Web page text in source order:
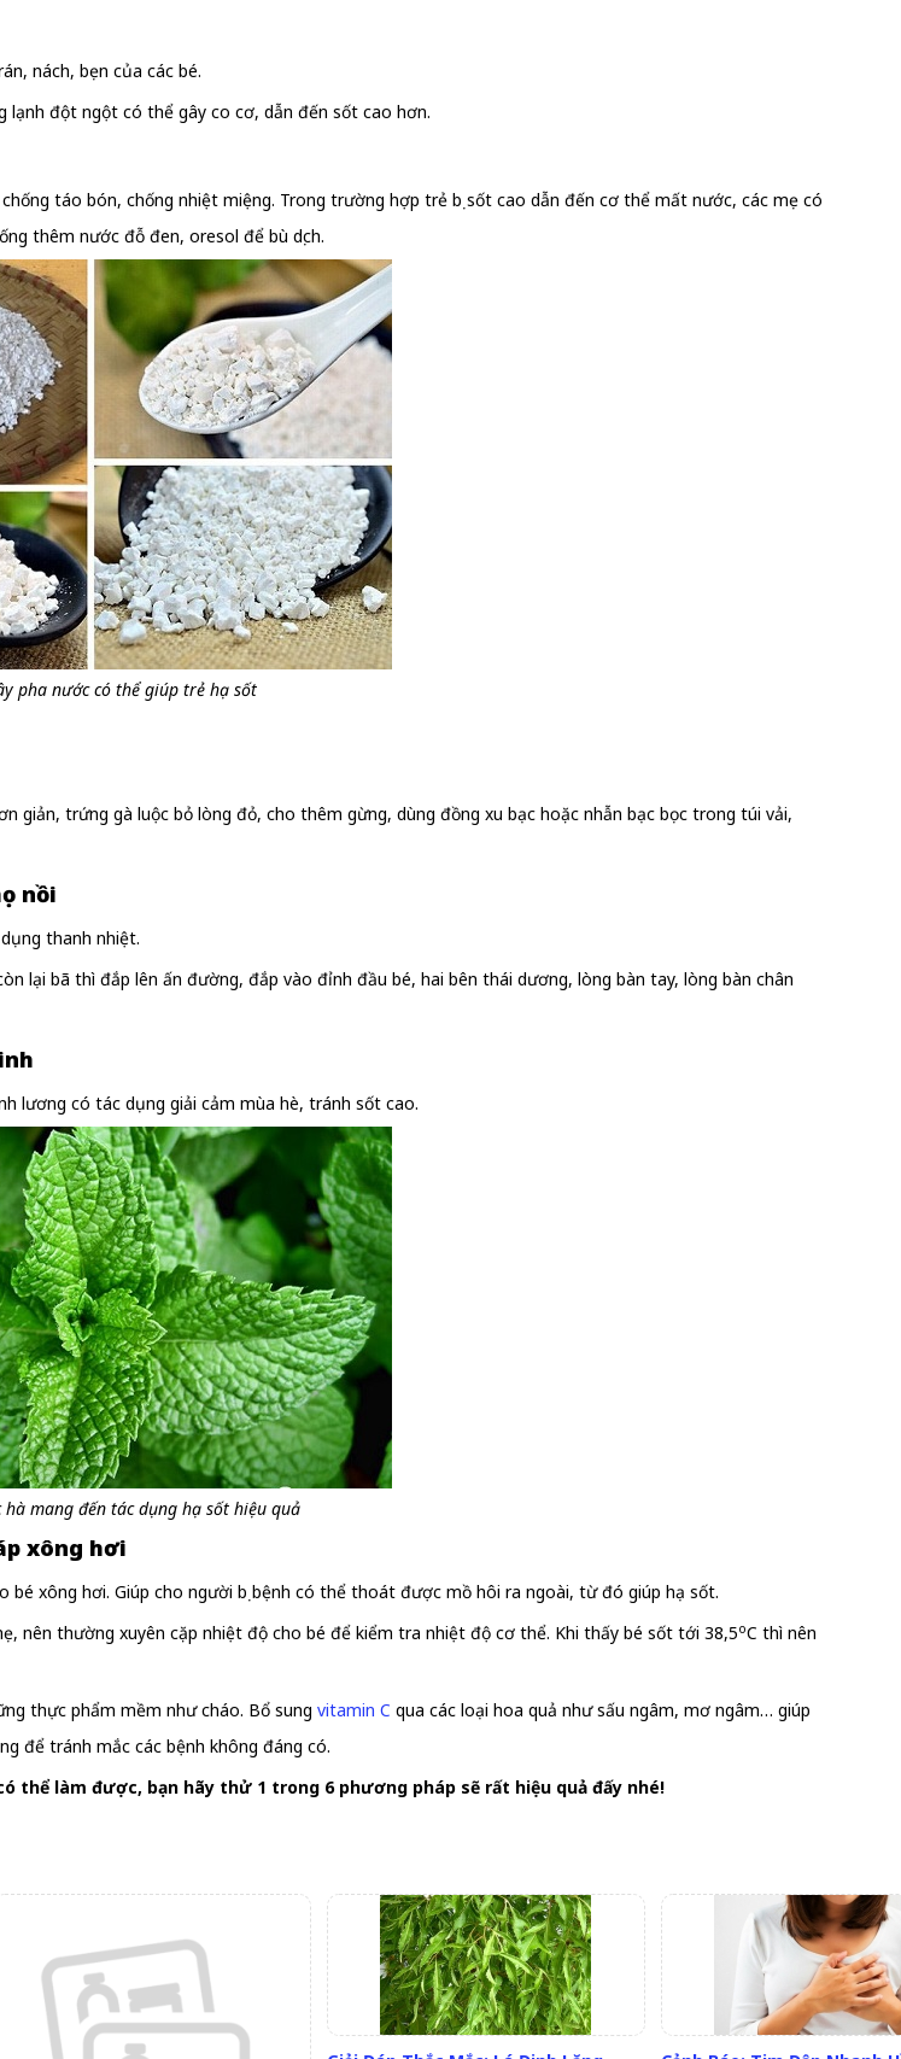
nách, bẹn của các bé.
lạnh đột ngột có thể gây co cơ, dẫn đến sốt cao hơn.
táo bón, chống nhiệt miệng. Trong trường hợp trẻ bị sốt cao dẫn đến cơ thể mất nước, các mẹ có
thêm nước đỗ đen, oresol để bù dịch.
pha nước có thể giúp trẻ hạ sốt
giản, trứng gà luộc bỏ lòng đỏ, cho thêm gừng, dùng đồng xu bạc hoặc nhẫn bạc bọc trong túi vải,
nồi
thanh nhiệt.
lại bã thì đắp lên ấn đường, đắp vào đỉnh đầu bé, hai bên thái dương, lòng bàn tay, lòng bàn chân
lương có tác dụng giải cảm mùa hè, tránh sốt cao.
hà mang đến tác dụng hạ sốt hiệu quả
xông hơi
xông hơi. Giúp cho người bị bệnh có thể thoát được mồ hôi ra ngoài, từ đó giúp hạ sốt.
nên thường xuyên cặp nhiệt độ cho bé để kiểm tra nhiệt độ cơ thể. Khi thấy bé sốt tới 38,5oC thì nên
thực phẩm mềm như cháo. Bổ sung vitamin C qua các loại hoa quả như sấu ngâm, mơ ngâm… giúp
để tránh mắc các bệnh không đáng có.
thể làm được, bạn hãy thử 1 trong 6 phương pháp sẽ rất hiệu quả đấy nhé!